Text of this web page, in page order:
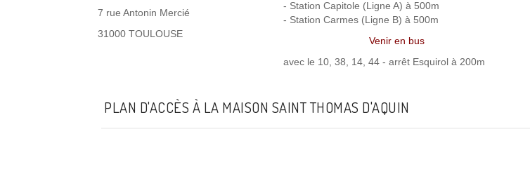
7 rue Antonin Mercié
31000 TOULOUSE
- Station Capitole (Ligne A) à 500m
- Station Carmes (Ligne B) à 500m
Venir en bus
avec le 10, 38, 14, 44 - arrêt Esquirol à 200m
PLAN D'ACCÈS À LA MAISON SAINT THOMAS D'AQUIN